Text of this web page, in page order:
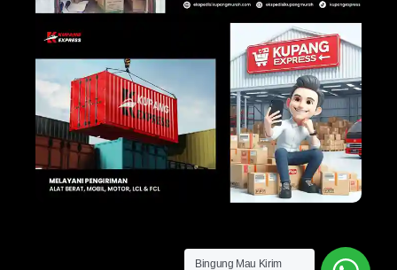
Bingung Mau Kirim